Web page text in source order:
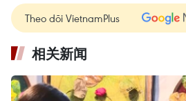
Theo dõi VietnamPlus
相关新闻